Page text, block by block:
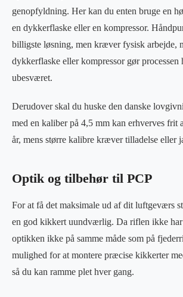
genopfyldning. Her kan du enten bruge en
en dykkerflaske eller en kompressor.
billigste løsning, men kræver fysisk arbejde,
dykkerflaske eller kompressor gør processen
ubesværet.
Derudover skal du huske den danske
med en kaliber på 4,5 mm kan erhverves frit
år, mens større kalibre kræver tilladelse eller
Optik og tilbehør til PCP
For at få det maksimale ud af dit luftgeværs
en god kikkert uundværlig. Da riflen ikke
optikken ikke på samme måde som på
mulighed for at montere præcise kikkerter
så du kan ramme plet hver gang.